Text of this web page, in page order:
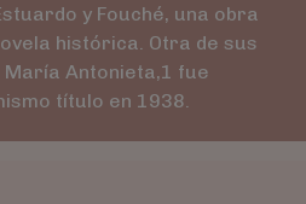
y Fouché, una obra
histórica. Otra de sus
Antonieta,1​ fue
título en 1938.